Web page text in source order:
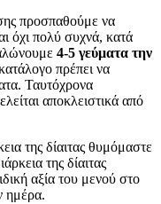
προσπαθούμε να
όχι πολύ συχνά, κατά
4-5 γεύματα την
πρέπει να
Ταυτόχρονα
αποκλειστικά από
της δίαιτας θυμόμαστε
της δίαιτας
αξία του μενού στο
ημέρα.